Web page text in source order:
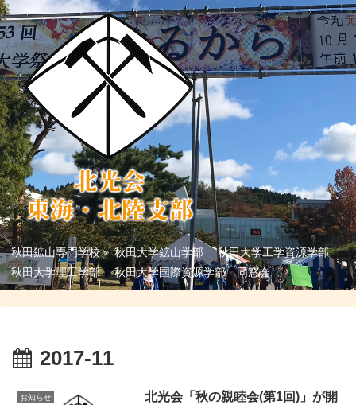
秋田鉱山専門学校 秋田大学鉱山学部 秋田大学工学資源学部
秋田大学理工学部 秋田大学国際資源学部 同窓会
2017-11
お知らせ
北光会「秋の親睦会(第1回)」が開